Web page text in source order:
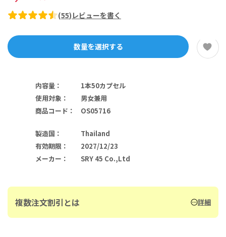
(55) レビューを書く
数量を選択する
内容量 ：
1本50カプセル
使用対象 ：
男女兼用
商品コード ： OS05716
製造国 ：
Thailand
有効期限 ：
2027/12/23
メーカー ： SRY 45 Co.,Ltd
複数注文割引とは 詳細